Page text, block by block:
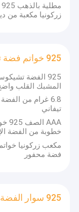
زركونيا مكعبة من
925 خواتم فضة تشيكوسلوفاكيا
المشبك القلب
6.8 غرام من
تيفاني
خطوبة من الفضة
فضة محفور
925 سوار الفضة تشيكوسلوفاكيا